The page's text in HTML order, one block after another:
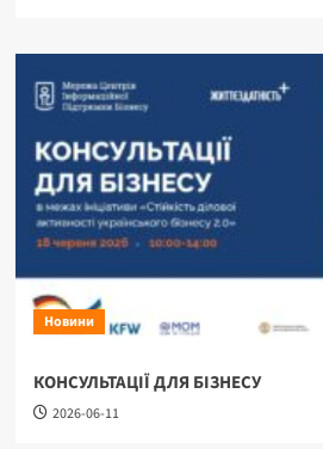
Новини
КОНСУЛЬТАЦІЇ ДЛЯ БІЗНЕСУ
2026-06-11